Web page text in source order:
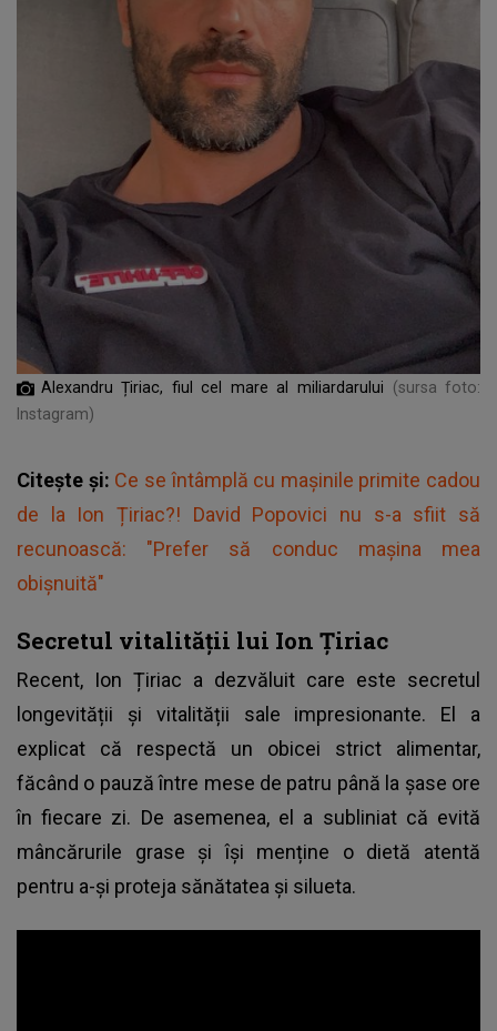
Alexandru Țiriac, fiul cel mare al miliardarului
(sursa foto:
Instagram)
Citește și: Ce se întâmplă cu mașinile primite cadou
de la Ion Țiriac?! David Popovici nu s-a sfiit să
recunoască: "Prefer să conduc maşina mea
obişnuită"
Secretul vitalității lui Ion Țiriac
Recent, Ion Țiriac a dezvăluit care este secretul
longevității și vitalității sale impresionante. El a
explicat că respectă un obicei strict alimentar,
făcând o pauză între mese de patru până la șase ore
în fiecare zi. De asemenea, el a subliniat că evită
mâncărurile grase și își menține o dietă atentă
pentru a-și proteja sănătatea și silueta.